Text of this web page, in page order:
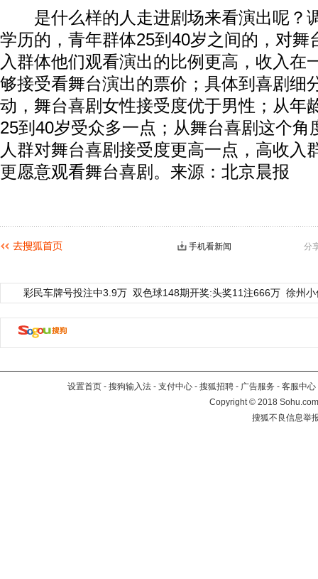
是什么样的人走进剧场来看演出呢？
学历的，青年群体25到40岁之间的，对舞
入群体他们观看演出的比例更高，收入在
够接受看舞台演出的票价；具体到喜剧细
动，舞台喜剧女性接受度优于男性；从年
25到40岁受众多一点；从舞台喜剧这个角
人群对舞台喜剧接受度更高一点，高收入
更愿意观看舞台喜剧。来源：北京晨报
分
手机看新闻
彩民车牌号投注中3.9万 双色球148期开奖:头奖11注666万 徐州
设置首页 - 搜狗输入法 - 支付中心 - 搜狐招聘 - 广告服务 - 客服中心
Copyright©2018
搜狐不良信息举